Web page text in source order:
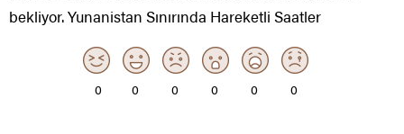
bekliyor. Yunanistan Sınırında Hareketli Saatler
0 0 0 0 0 0